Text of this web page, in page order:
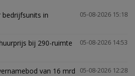
05-08-2026 15:18
bedrijfsunits in
05-08-2026 14:53
bij 290-ruimte
05-08-2026 12:28
van 16 mrd